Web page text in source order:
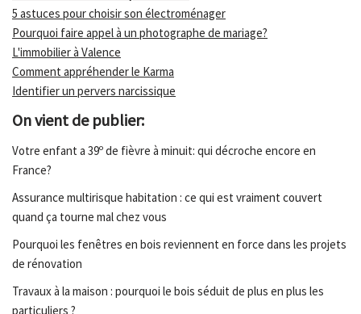
5 astuces pour choisir son électroménager
Pourquoi faire appel à un photographe de mariage?
L'immobilier à Valence
Comment appréhender le Karma
Identifier un pervers narcissique
On vient de publier:
Votre enfant a 39º de fièvre à minuit: qui décroche encore en
France?
Assurance multirisque habitation : ce qui est vraiment couvert
quand ça tourne mal chez vous
Pourquoi les fenêtres en bois reviennent en force dans les projets
de rénovation
Travaux à la maison : pourquoi le bois séduit de plus en plus les
particuliers ?